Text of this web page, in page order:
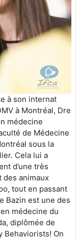
à son internat
à Montréal, Dre
médecine
de Médecine
sous la
Cela lui a
d’une très
des animaux
tout en passant
Bazin est une des
médecine du
diplômée de
Behaviorists! On